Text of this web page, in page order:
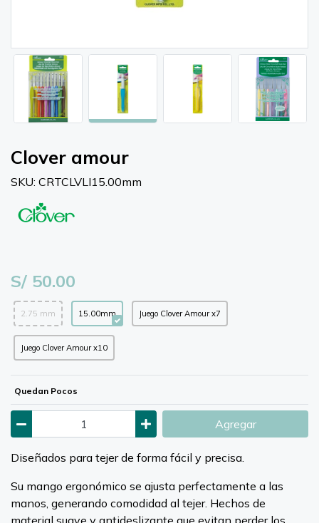
Clover amour
SKU: CRTCLVLI15.00mm
S/ 50.00
2.75 mm 15.00mm Juego Clover Amour x7
Juego Clover Amour x10
Quedan Pocos
Agregar
Diseñados para tejer de forma fácil y precisa.
Su mango ergonómico se ajusta perfectamente a las
manos, generando comodidad al tejer. Hechos de